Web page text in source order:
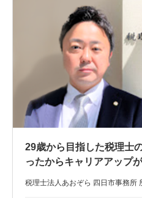
29歳から目指した税理士
ったからキャリアアップ
税理士法人あおぞら 四日市事務所